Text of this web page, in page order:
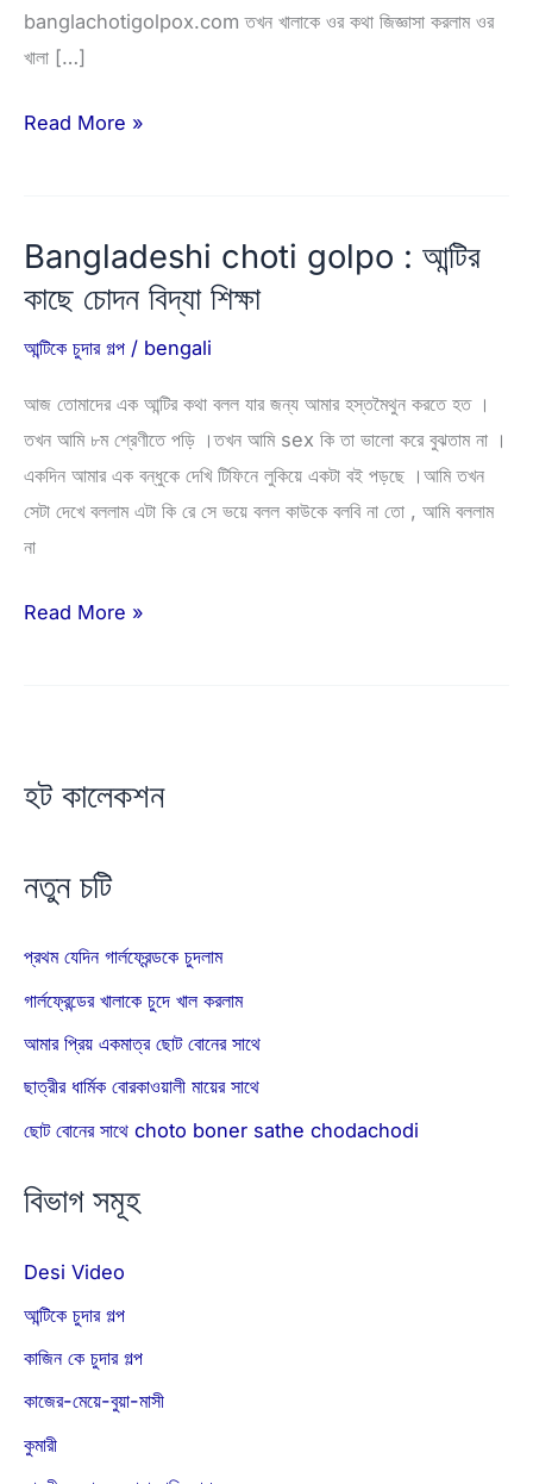
banglachotigolpox.com তখন খালাকে ওর কথা জিজ্ঞাসা করলাম ওর
খালা […]
গার্লফ্রেন্ডের
করলাম
Read More »
Bangladeshi choti golpo : আন্টির
কাছে চোদন বিদ্যা শিক্ষা
আন্টিকে চুদার গল্প / bengali
আজ তোমাদের এক আন্টির কথা বলল যার জন্য আমার হস্তমৈথুন করতে হত ।
তখন আমি ৮ম শ্রেণীতে পড়ি ।তখন আমি sex কি তা ভালো করে বুঝতাম না ।
একদিন আমার এক বন্ধুকে দেখি টিফিনে লুকিয়ে একটা বই পড়ছে ।আমি তখন
সেটা দেখে বললাম এটা কি রে সে ভয়ে বলল কাউকে বলবি না তো , আমি বললাম
না
Bangladeshi
কাছে
শিক্ষা
Read More »
হট কালেকশন
নতুন চটি
প্রথম যেদিন গার্লফ্রেন্ডকে চুদলাম
গার্লফ্রেন্ডের খালাকে চুদে খাল করলাম
আমার প্রিয় একমাত্র ছোট বোনের সাথে
ছাত্রীর ধার্মিক বোরকাওয়ালী মায়ের সাথে
ছোট বোনের সাথে choto boner sathe chodachodi
বিভাগ সমূহ
Desi Video
আন্টিকে চুদার গল্প
কাজিন কে চুদার গল্প
কাজের-মেয়ে-বুয়া-মাসী
কুমারী